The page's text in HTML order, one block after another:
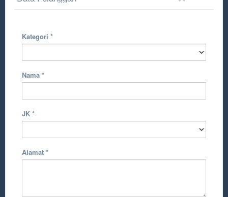
Kategori *
Nama *
JK *
Alamat *